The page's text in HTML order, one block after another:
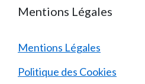
Mentions Légales
Mentions Légales
Politique des Cookies